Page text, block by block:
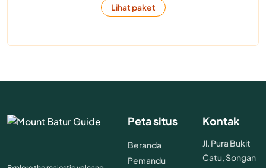
Lihat paket
Peta situs
Beranda
Pemandu
Kontak
Jl. Pura Bukit
Catu, Songan